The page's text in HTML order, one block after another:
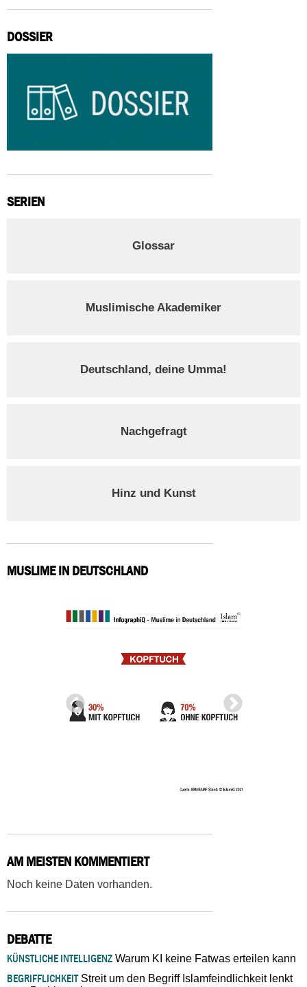
DOSSIER
SERIEN
Glossar
Muslimische Akademiker
Deutschland, deine Umma!
Nachgefragt
Hinz und Kunst
MUSLIME IN DEUTSCHLAND
AM MEISTEN KOMMENTIERT
Noch keine Daten vorhanden.
DEBATTE
KÜNSTLICHE INTELLIGENZ Warum KI keine Fatwas erteilen kann
BEGRIFFLICHKEITStreit um den Begriff Islamfeindlichkeit lenkt